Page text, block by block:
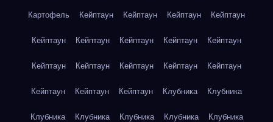
Картофель Кейптаун Кейптаун Кейптаун Кейптаун
Кейптаун Кейптаун Кейптаун Кейптаун Кейптаун
Кейптаун Кейптаун Кейптаун Кейптаун Кейптаун
Кейптаун Кейптаун Кейптаун Клубника Клубника
Клубника Клубника Клубника Клубника Клубника